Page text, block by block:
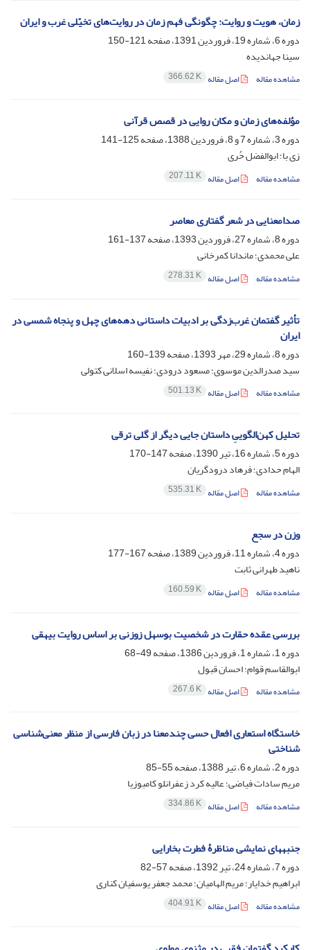
زمان، هویت و روایت: چگونگی فهم زمان در روایت‌های تخیّلی غرب و ایران
دوره 6، شماره 19، فروردین 1391، صفحه
121-150
سینا جهاندیده
مشاهده مقاله اصل مقاله 366.62 K
مؤلفه‌های زمان و مکان روایی در قصص قرآنی
دوره 3، شماره 7 و 8، فروردین 1388، صفحه
125-141
زی با؛ ابوالفضل‌ حُری
مشاهده مقاله اصل مقاله 207.11 K
صدامعنایی در شعر گفتاری معاصر
دوره 8، شماره 27، فروردین 1393، صفحه
137-161
علی محمدی؛ ماندانا کمرخانی
مشاهده مقاله اصل مقاله 278.31 K
تأثیر گفتمان غرب‌زدگی بر ادبیات داستانی دهه‌های چهل و پنجاه شمسی در
ایران
دوره 8، شماره 29، مهر 1393، صفحه
139-160
سید صدرالدین موسوی؛ مسعود درودی؛ نفیسه اسلانی کتولی
مشاهده مقاله اصل مقاله 501.13 K
تحلیل کهن‌الگوییِ داستان جایی دیگر از گلی ترقی
دوره 5، شماره 16، تیر 1390، صفحه
147-170
الهام حدادی؛ فرهاد درودگریان
مشاهده مقاله اصل مقاله 535.31 K
وزن در سجع
دوره 4، شماره 11، فروردین 1389، صفحه
167-177
ناهید طهرانی ثابت
مشاهده مقاله اصل مقاله 160.59 K
بررسی عقده حقارت در شخصیت بوسهل زوزنی بر اساس روایت بیهقی
دوره 1، شماره 1، فروردین 1386، صفحه
49-68
ابوالقاسم قوام؛ احسان قبول
مشاهده مقاله اصل مقاله 267.6 K
خاستگاه استعاری افعال حسی چندمعنا در زبان فارسی از منظر معنی‌شناسی
شناختی
دوره 2، شماره 6، تیر 1388، صفحه
55-85
مریم سادات فیاضی؛ عالیه کرد زعفرانلو کامبوزیا
مشاهده مقاله اصل مقاله 334.86 K
جنبه‏های نمایشی مناظرۀ فطرت بخارایی
دوره 7، شماره 24، تیر 1392، صفحه
57-82
ابراهیم خدایار؛ مریم الهامیان؛ محمد جعفر یوسفیان کناری
مشاهده مقاله اصل مقاله 404.91 K